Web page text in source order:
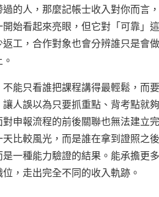
的人，那麼記帳士收入對你而言
始看起來亮眼，但它對「可靠」
工，合作對象也會分辨誰只是會
能只看誰把課程講得最輕鬆，而
人誤以為只要抓重點、背考點就
申報流程的前後關聯也無法建立
比較風光，而是誰在拿到證照之
一種能力驗證的結果。能承擔更
，走出完全不同的收入軌跡。